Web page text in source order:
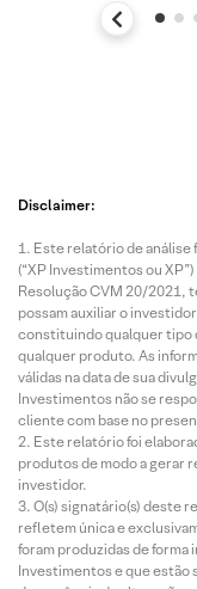
Disclaimer:
Este relatório de análise
(“XP Investimentos ou
Resolução CVM 20/2021,
possam auxiliar o
constituindo qualquer tipo
qualquer produto. As
válidas na data de sua
Investimentos não se
cliente com base no
Este relatório foi
produtos de modo a gerar
investidor.
O(s) signatário(s) deste
refletem única e
foram produzidas de forma
Investimentos e que estão